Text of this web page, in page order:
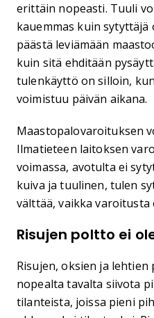
erittäin nopeasti. Tuuli
kauemmas kuin sytyttäjä
päästä leviämään
kuin sitä ehditään
tulenkäyttö on silloin,
voimistuu päivän aikana.
Maastopalovaroituksen
Ilmatieteen laitoksen
voimassa, avotulta ei
kuiva ja tuulinen, tulen
välttää, vaikka
Risujen poltto ei
Risujen, oksien ja
nopealta tavalta siivota
tilanteista, joissa pieni